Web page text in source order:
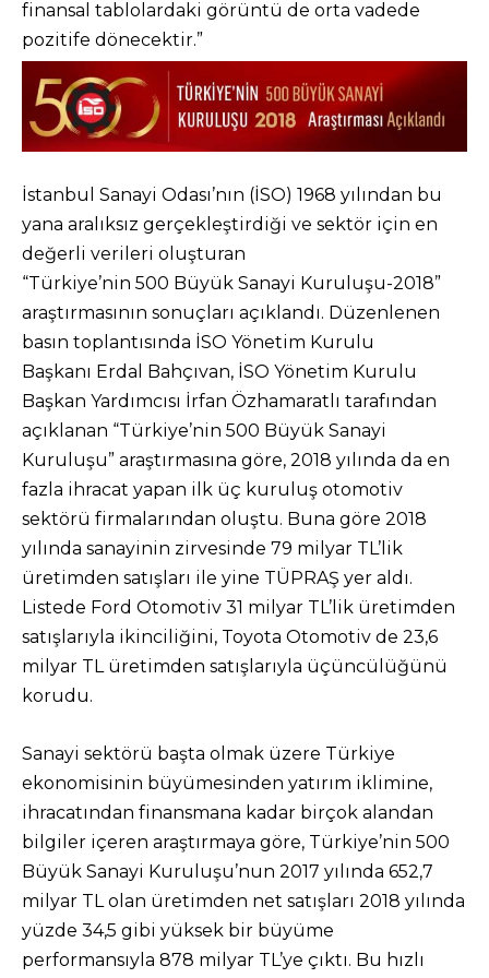
finansal tablolardaki görüntü de orta vadede
pozitife dönecektir.”
İstanbul Sanayi Odası’nın (İSO) 1968 yılından bu
yana aralıksız gerçekleştirdiği ve sektör için en
değerli verileri oluşturan
“Türkiye’nin 500 Büyük Sanayi Kuruluşu-2018”
araştırmasının sonuçları açıklandı. Düzenlenen
basın toplantısında İSO Yönetim Kurulu
Başkanı Erdal Bahçıvan, İSO Yönetim Kurulu
Başkan Yardımcısı İrfan Özhamaratlı tarafından
açıklanan “Türkiye’nin 500 Büyük Sanayi
Kuruluşu” araştırmasına göre, 2018 yılında da en
fazla ihracat yapan ilk üç kuruluş otomotiv
sektörü firmalarından oluştu. Buna göre 2018
yılında sanayinin zirvesinde 79 milyar TL’lik
üretimden satışları ile yine TÜPRAŞ yer aldı.
Listede Ford Otomotiv 31 milyar TL’lik üretimden
satışlarıyla ikinciliğini, Toyota Otomotiv de 23,6
milyar TL üretimden satışlarıyla üçüncülüğünü
korudu.
Sanayi sektörü başta olmak üzere Türkiye
ekonomisinin büyümesinden yatırım iklimine,
ihracatından finansmana kadar birçok alandan
bilgiler içeren araştırmaya göre, Türkiye’nin 500
Büyük Sanayi Kuruluşu’nun 2017 yılında 652,7
milyar TL olan üretimden net satışları 2018 yılında
yüzde 34,5 gibi yüksek bir büyüme
performansıyla 878 milyar TL’ye çıktı. Bu hızlı